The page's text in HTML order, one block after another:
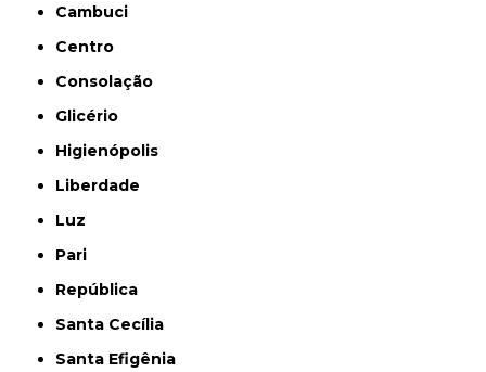
Cambuci
Centro
Consolação
Glicério
Higienópolis
Liberdade
Luz
Pari
República
Santa Cecília
Santa Efigênia